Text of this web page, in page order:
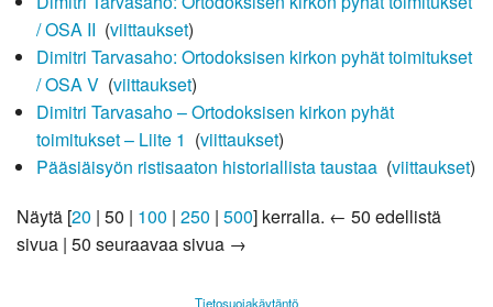
/ OSA II (viittaukset)
Dimitri Tarvasaho: Ortodoksisen kirkon pyhät toimitukset
/ OSA V‎ (viittaukset)
Dimitri Tarvasaho – Ortodoksisen kirkon pyhät
toimitukset – Liite 1 (viittaukset)
Pääsiäisyön ristisaaton historiallista taustaa‎ (viittaukset)
Näytä [20 | 50 | 100 | 250 | 500] kerralla. ← 50 edellistä
sivua | 50 seuraavaa sivua →
Tietosuojakäytäntö